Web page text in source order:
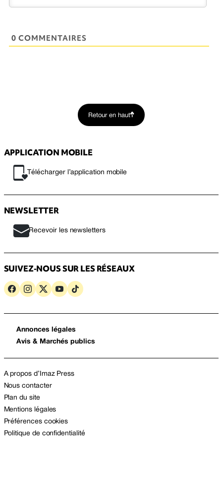
0 COMMENTAIRES
Retour en haut
APPLICATION MOBILE
Télécharger l’application mobile
NEWSLETTER
Recevoir les newsletters
SUIVEZ-NOUS SUR LES RÉSEAUX
Annonces légales
Avis & Marchés publics
A propos d’Imaz Press
Nous contacter
Plan du site
Mentions légales
Préférences cookies
Politique de confidentialité